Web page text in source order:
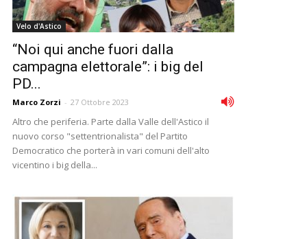
Velo d'Astico
“Noi qui anche fuori dalla
campagna elettorale”: i big del
PD...
Marco Zorzi - 27 Ottobre 2023
Altro che periferia. Parte dalla Valle dell'Astico il
nuovo corso "settentrionalista" del Partito
Democratico che porterà in vari comuni dell'alto
vicentino i big della...